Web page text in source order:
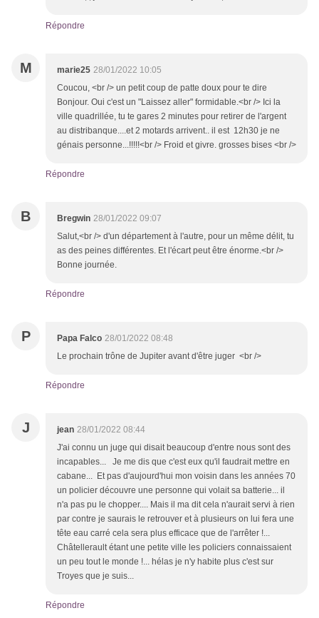
Répondre
M marie25 28/01/2022 10:05
Coucou, <br /> un petit coup de patte doux pour te dire
Bonjour. Oui c'est un "Laissez aller" formidable.<br /> Ici la
ville quadrillée, tu te gares 2 minutes pour retirer de l'argent
au distribanque....et 2 motards arrivent.. il est 12h30 je ne
génais personne...!!!!!<br /> Froid et givre. grosses bises <br />
Répondre
B Bregwin 28/01/2022 09:07
Salut,<br /> d'un département à l'autre, pour un même délit, tu
as des peines différentes. Et l'écart peut être énorme.<br />
Bonne journée.
Répondre
P Papa Falco 28/01/2022 08:48
Le prochain trône de Jupiter avant d'être juger <br />
Répondre
J jean 28/01/2022 08:44
J'ai connu un juge qui disait beaucoup d'entre nous sont des
incapables... Je me dis que c'est eux qu'il faudrait mettre en
cabane... Et pas d'aujourd'hui mon voisin dans les années 70
un policier découvre une personne qui volait sa batterie... il
n'a pas pu le chopper.... Mais il ma dit cela n'aurait servi à rien
par contre je saurais le retrouver et à plusieurs on lui fera une
tête eau carré cela sera plus efficace que de l'arrêter !...
Châtellerault étant une petite ville les policiers connaissaient
un peu tout le monde !... hélas je n'y habite plus c'est sur
Troyes que je suis...
Répondre